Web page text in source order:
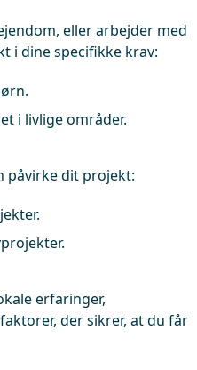
eller arbejder med
i dine specifikke krav:
i livlige områder.
påvirke dit projekt:
erfaringer,
der sikrer, at du får